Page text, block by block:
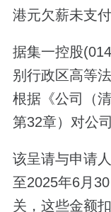
港元欠薪未支付
据集一控股
别行政区高等
根据《公司（
第32章）对公
该呈请与申请
至2025年6月
关，这些金额